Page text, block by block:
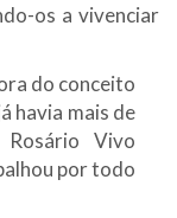
os a vivenciar
do conceito
havia mais de
Vivo
por todo